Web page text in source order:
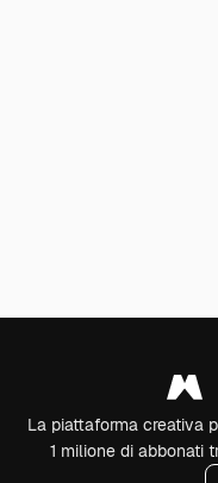
La piattaforma creativa
1 milione di abbonati